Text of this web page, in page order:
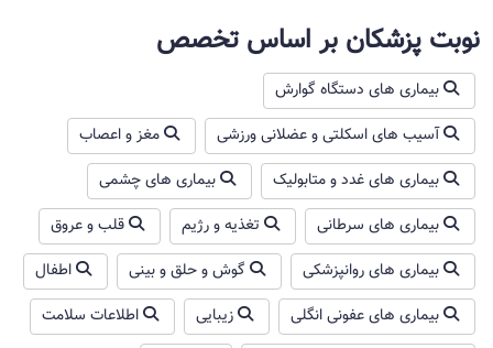
نوبت پزشکان بر اساس تخصص
بیماری های دستگاه گوارش
آسیب های اسکلتی و عضلانی ورزشی
مغز و اعصاب
بیماری های غدد و متابولیک
بیماری های چشمی
بیماری های سرطانی
تغذیه و رژیم
قلب و عروق
بیماری های روانپزشکی
گوش و حلق و بینی
اطفال
بیماری های عفونی انگلی
زیبایی
اطلاعات سلامت